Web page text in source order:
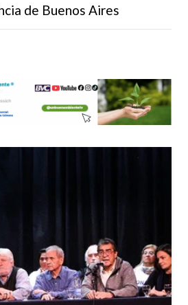
de Buenos Aires